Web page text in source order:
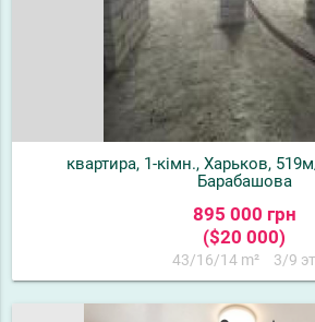
квартира, 1-кімн., Харьков,
Барабашова
895 000 грн
($20 000)
43/16/14 m² 3/9 эт